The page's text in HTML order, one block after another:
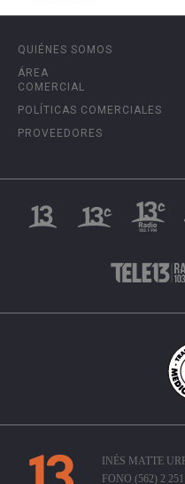
QUIÉNES SOMOS
ÁREA
COMERCIAL
POLÍTICAS COMERCIALES
PROVEEDORES
INÉS MATTE
FONO (562) 2